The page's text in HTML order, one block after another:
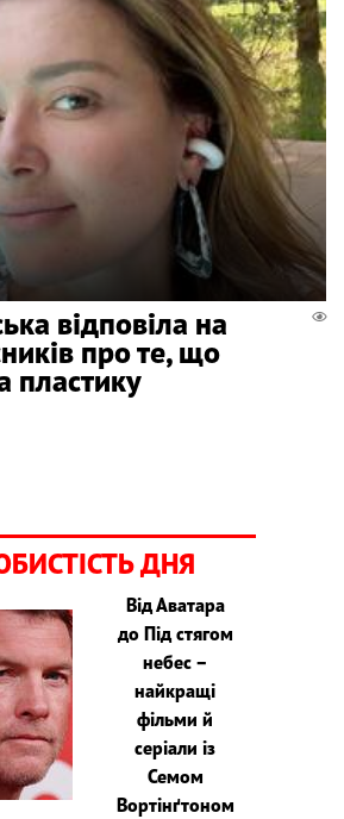
відповіла на
про те, що
пластику
ДНЯ
Від Аватара
до Під стягом
небес –
найкращі
фільми й
серіали із
Семом
Вортінґтоном